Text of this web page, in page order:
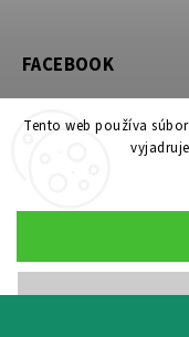
Tento web používa
FACEBOOK
Grafický